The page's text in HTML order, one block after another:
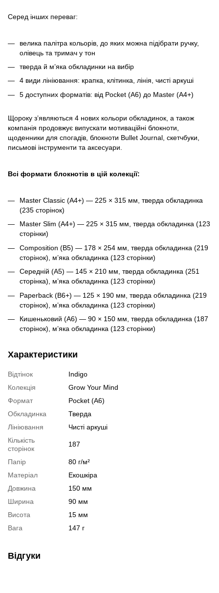
Серед інших переваг:
велика палітра кольорів, до яких можна підібрати ручку,
олівець та тримач у тон
тверда й м’яка обкладинки на вибір
4 види лініювання: крапка, клітинка, лінія, чисті аркуші
5 доступних форматів: від Pocket (A6) до Master (A4+)
Щороку з’являються 4 нових кольори обкладинок, а також
компанія продовжує випускати мотиваційні блокноти,
щоденники для спогадів, блокноти Bullet Journal, скетчбуки,
письмові інструменти та аксесуари.
Всі формати блокнотів в цій колекції:
Master Classic (A4+) — 225 × 315 мм, тверда обкладинка
(235 сторінок)
Master Slim (A4+) — 225 × 315 мм, тверда обкладинка (123
сторінки)
Composition (B5) — 178 × 254 мм, тверда обкладинка (219
сторінок), м’яка обкладинка (123 сторінки)
Середній (A5) — 145 × 210 мм, тверда обкладинка (251
сторінка), м’яка обкладинка (123 сторінки)
Paperback (B6+) — 125 × 190 мм, тверда обкладинка (219
сторінок), м’яка обкладинка (123 сторінки)
Кишеньковий (A6) — 90 × 150 мм, тверда обкладинка (187
сторінок), м’яка обкладинка (123 сторінки)
Характеристики
Відтінок
Indigo
Колекція
Grow Your Mind
Формат
Pocket (A6)
Обкладинка
Тверда
Лініювання
Чисті аркуші
Кількість
сторінок
187
Папір
80 г/м²
Матеріал
Екошкіра
Довжина
150 мм
Ширина
90 мм
Висота
15 мм
Вага
147 г
Відгуки